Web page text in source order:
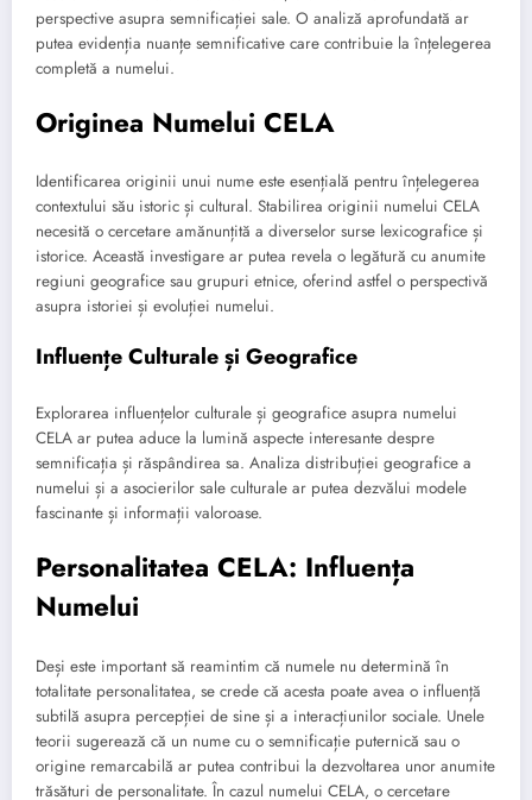
perspective asupra semnificației sale. O analiză aprofundată ar
putea evidenția nuanțe semnificative care contribuie la înțelegerea
completă a numelui.
Originea Numelui CELA
Identificarea originii unui nume este esențială pentru înțelegerea
contextului său istoric și cultural. Stabilirea originii numelui CELA
necesită o cercetare amănunțită a diverselor surse lexicografice și
istorice. Această investigare ar putea revela o legătură cu anumite
regiuni geografice sau grupuri etnice, oferind astfel o perspectivă
asupra istoriei și evoluției numelui.
Influențe Culturale și Geografice
Explorarea influențelor culturale și geografice asupra numelui
CELA ar putea aduce la lumină aspecte interesante despre
semnificația și răspândirea sa. Analiza distribuției geografice a
numelui și a asocierilor sale culturale ar putea dezvălui modele
fascinante și informații valoroase.
Personalitatea CELA: Influența
Numelui
Deși este important să reamintim că numele nu determină în
totalitate personalitatea, se crede că acesta poate avea o influență
subtilă asupra percepției de sine și a interacțiunilor sociale. Unele
teorii sugerează că un nume cu o semnificație puternică sau o
origine remarcabilă ar putea contribui la dezvoltarea unor anumite
trăsături de personalitate. În cazul numelui CELA, o cercetare